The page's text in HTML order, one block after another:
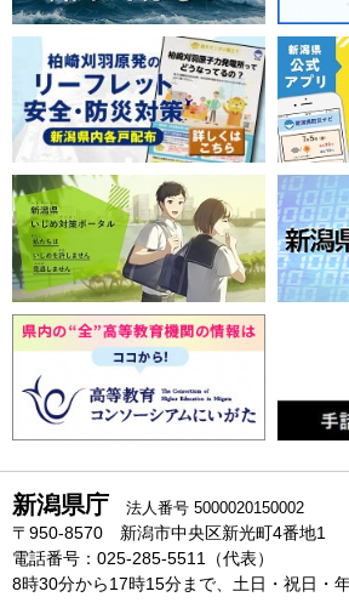
新潟県庁 法人番号 5000020150002
〒950-8570 新潟市中央区新光町4番地1
電話番号：025-285-5511（代表）
8時30分から17時15分まで、土日・祝日・